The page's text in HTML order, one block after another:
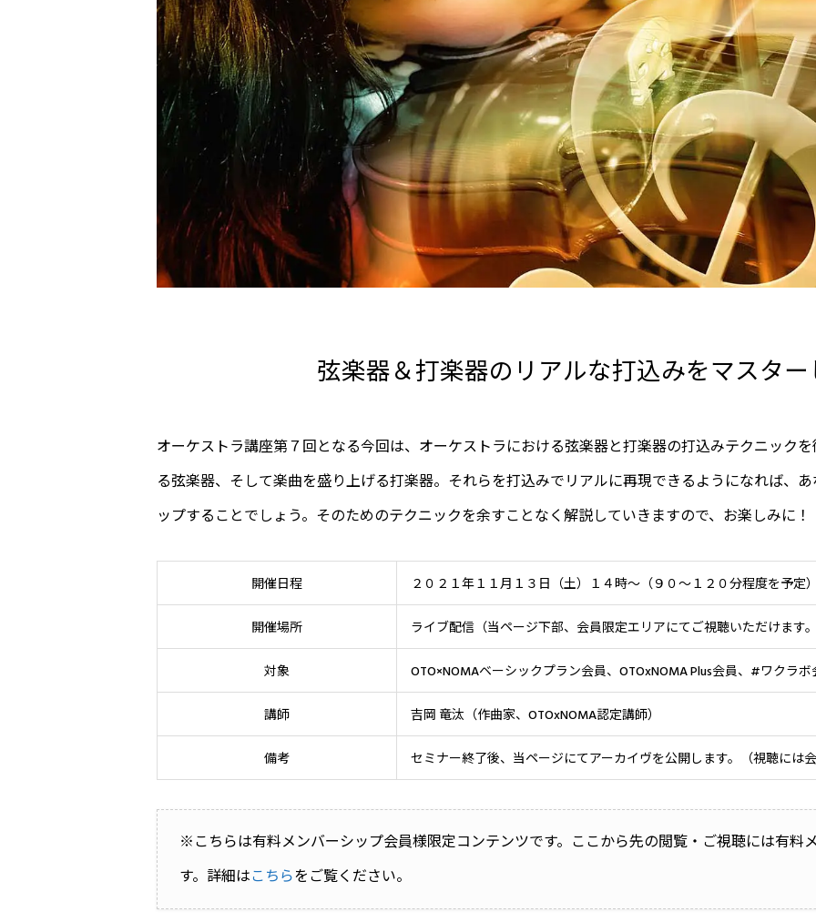
弦楽器＆打楽器のリアルな打込みをマスタ
オーケストラ講座第７回となる今回は、オーケストラにおける弦楽器と打楽器の打込みテクニック
る弦楽器、そして楽曲を盛り上げる打楽器。それらを打込みでリアルに再現できるようになれば、
ップすることでしょう。そのためのテクニックを余すことなく解説していきますので、お楽しみに！
開催日程 ２０２１年１１月１３日（土） １４時〜（９０〜１２０分程度を予定
開催場所 ライブ配信（当ページ下部、会員限定エリアにてご視聴いただけます
対象 OTO×NOMAベーシックプラン会員、OTOxNOMA Plus会員、#ワクラボ
講師 吉岡 竜汰（作曲家、OTOxNOMA認定講師）
備考 セミナー終了後、当ページにてアーカイヴを公開します。（視聴には
※こちらは有料メンバーシップ会員様限定コンテンツです。ここから先の閲覧・ご視聴には有料
す。詳細はこちらをご覧ください。